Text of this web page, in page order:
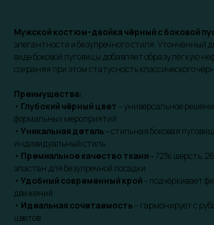
Мужской костюм-двойка чёрный с боковой
элегантности и безупречного стиля. Утончённый
виде боковой пуговицы добавляет образу лёгкую
сохраняя при этом статусность классического
Преимущества:
• Глубокий чёрный цвет – универсальное
формальных мероприятий
• Уникальная деталь – стильная боковая
индивидуальный стиль
• Премиальное качество ткани– 72% шерсть,
эластан для безупречной посадки
• Удобный современный крой– подчёркивает
движений
• Идеальная сочетаемость – гармонирует с
цветов